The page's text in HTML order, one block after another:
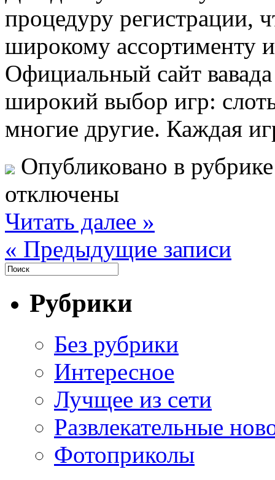
процедуру регистрации,
широкому ассортименту
Официальный сайт вавада
широкий выбор игр:
многие другие. Каждая
Опубликовано в
отключены
Читать далее »
« Предыдущие записи
Рубрики
Без рубрики
Интересное
Лучщее из сети
Развлекательные
Фотоприколы